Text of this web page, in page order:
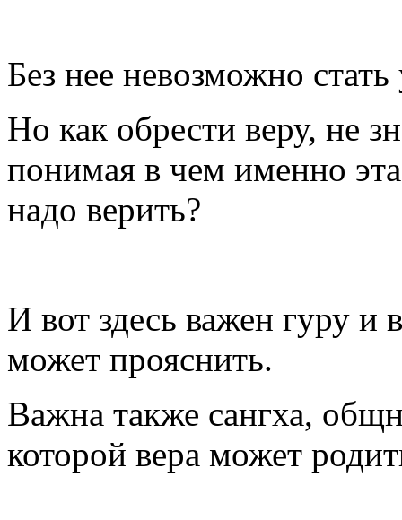
Без нее невозможно
Но как обрести веру, не
понимая в чем именно
надо верить?
И вот здесь важен гуру и
может прояснить.
Важна также сангха,
которой вера может